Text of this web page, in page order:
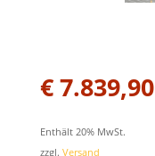
€7.839,90
Enthält 20% MwSt.
zzgl. Versand